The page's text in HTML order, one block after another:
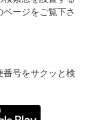
ページをご覧下さ
号をサクッと検